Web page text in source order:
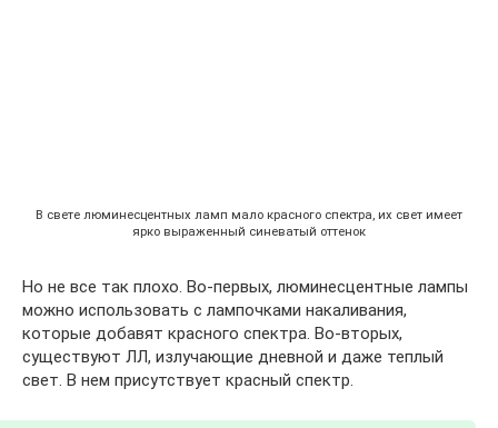
В свете люминесцентных ламп мало красного спектра, их свет имеет
ярко выраженный синеватый оттенок
Но не все так плохо. Во-первых, люминесцентные лампы
можно использовать с лампочками накаливания,
которые добавят красного спектра. Во-вторых,
существуют ЛЛ, излучающие дневной и даже теплый
свет. В нем присутствует красный спектр.